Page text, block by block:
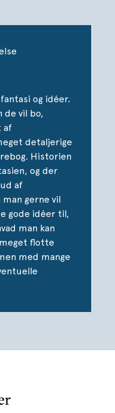
og idéer.
de vil bo,
af
detaljerige
Historien
og der
af
gerne vil
gode idéer til,
man kan
flotte
med mange